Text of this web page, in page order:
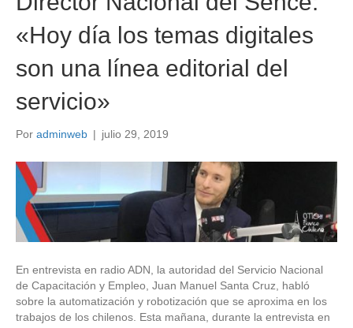
«Hoy día los temas digitales
son una línea editorial del
servicio»
Por adminweb | julio 29, 2019
En entrevista en radio ADN, la autoridad del Servicio Nacional
de Capacitación y Empleo, Juan Manuel Santa Cruz, habló
sobre la automatización y robotización que se aproxima en los
trabajos de los chilenos. Esta mañana, durante la entrevista en